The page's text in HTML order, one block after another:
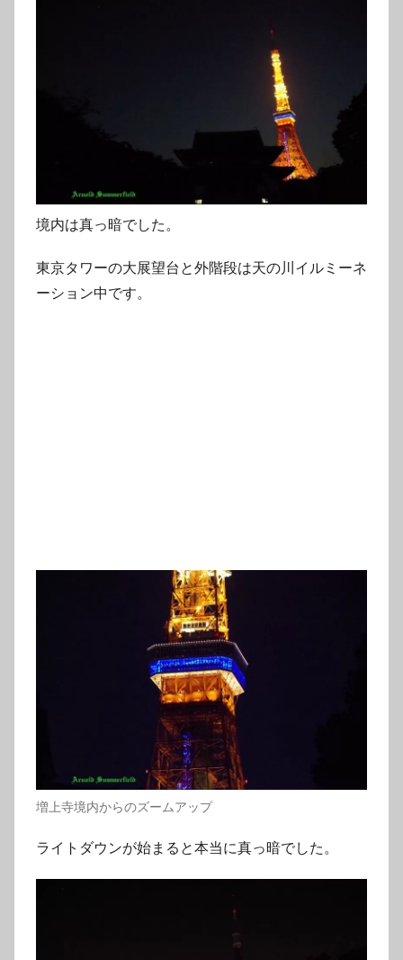
境内は真っ暗でした。
東京タワーの大展望台と外階段は天の川イルミーネ
ーション中です。
増上寺境内からのズームアップ
ライトダウンが始まると本当に真っ暗でした。